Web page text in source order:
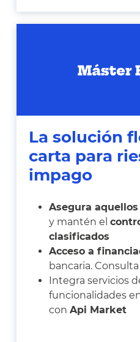
La solución
carta para
impago
Asegura
y mantén el
clasificados
Acceso a
bancaria.
Integra servicios
funcionalidades
con Api Market